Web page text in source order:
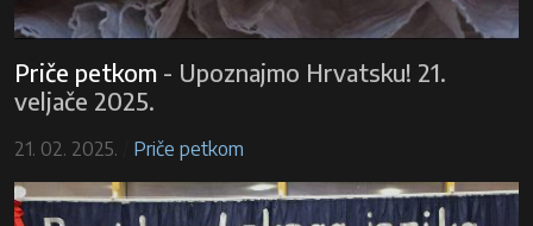
Priče petkom - Upoznajmo Hrvatsku! 21.
veljače 2025.
21. 02. 2025. Priče petkom